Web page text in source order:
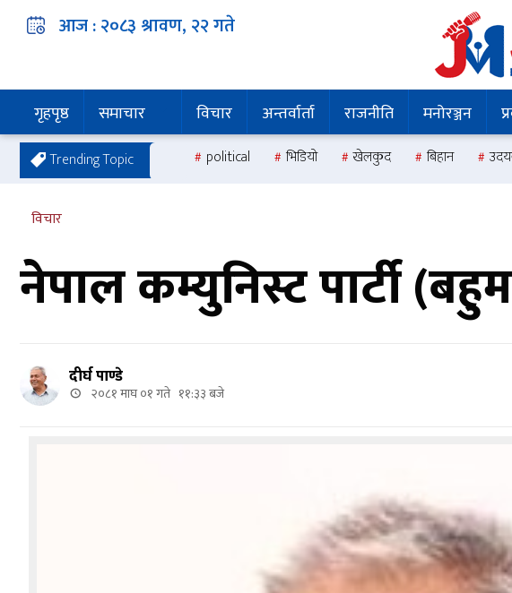
आज :२०८३ श्रावण, २२गते
गृहपृष्ठ समाचार विचार अन्तर्वार्ता राजनीति मनोरञ्जन
Trending Topic political भिडियो खेलकुद बिहान
विचार
नेपाल कम्युनिस्ट पार्टी
दीर्घ पाण्डे
२०८१ माघ ०१ गते ११:३३ बजे